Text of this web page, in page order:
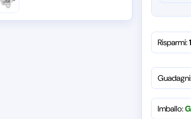
Risparmi:
Imballo: